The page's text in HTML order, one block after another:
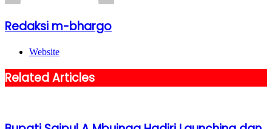
Redaksi m-bhargo
Website
Related Articles